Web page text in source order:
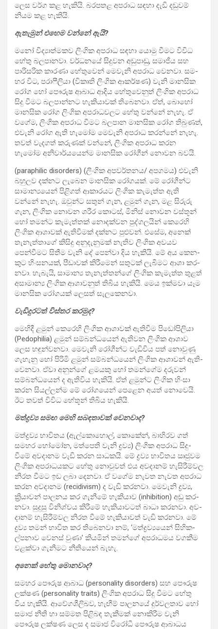
ලෙස වර්ග කළ හැකියි. බර­ප­තළ අප­රාධ සඳහා දැඩි දඬු­වම්
නියම කළ හැකියි.
ඇතැ­මුන් එහෙම වන්නේ ඇයි?
මනෝ විද්‍යා­ත්ම­කව ලිංගික අප­රාධ සඳහා යොමු වීමට විවිධ
හේතු බල­පා­නවා. වර්ධ­නයේ සිදු­වන අඩු­පාඩු, සමා­ජීය සහ
පාරි­ස­රික කාරණා හේතු­වෙන් මෙවැනි අප­රාධ වෙනවා. සම­
හර විට, පරා­ෆී­ලියා (විකෘති ලිංගික ආක­ර්ෂණ) වැනි මාන­සික
රෝග හෝ පෞරුෂ ආබාධ ආදිය හේතු­වෙ­නුත් ලිංගික අප­රාධ
සිදු වීමට බල­පා­න්නට හැකි­යා­වක් තිබෙ­නවා. ඒත්, බොහෝ
මාන­සික රෝග ලිංගික අප­රා­ධ­ව­ලට හේතු වන්නේ නැහැ. ඒ
වගේම, ලිංගික අප­රාධ වීමට බල­පාන මාන­සික රෝග තිබු­ණත්,
එවැනි රෝග ඇති හැමෝම මෙවැනි අප­රාධ කරන්නේ නැහැ.
තවත් වැද­ගත් කරු­ණක් වන්නේ, ලිංගික අප­රාධ කරන
හැමෝම අනි­වා­ර්ය­යෙන්ම මාන­සික රෝගීන් නොවන බවයි.
(paraphilic disorders) (ලිංගික අප­ව­ර්ත­නය/ අප­ග­මය) එවැනි
බහු­ලව දක්නට ලැබෙන මාන­සික රෝග­යක්. මේ රෝගීන්ට
සාමා­න්‍ය­යෙන් පිළි­ගත් ආකා­ර­යට ලිංගික කැමැත්ත ඇති
වන්නේ නැහැ. ඔවුන්ට සතුන් ගැන, ළමුන් ගැන, මළ සිරුරු
ගැන, ලිංගික නොවන ශරීර කොටස්, මිනිස් නොවන වස්තූන්
හෝ තමන්ට කැමැ­ත්තක් නොද­ක්වන පුද්ග­ල­යින් කෙරෙහි
ලිංගික ආශා­වක් ඇති­වී­මක් දක්නට පුළු­වන්. එසේම, අනෙක්
තැනැ­ත්තාගේ කිසිදු අනු­දැ­නු­මක් නැතිව ලිංගික අව­යව
පෙන්වී­මට සිතීම වැනි දේ පෙන්වා දිය හැකියි. මේ අය කෙන­
කුට හිංස­න­යක්, පීඩා­වක් කිරී­මෙන් සතු­ටක් ලැබී­මට ආශා කර­
නවා. හැබැයි, සාමාන්‍ය තැනැ­ත්තන්ගේ ලිංගික කැමැත්ත තුළත්
අසා­මාන්‍ය ලිංගික ආශා­ව­නුත් තිබිය හැකියි. මෙය ඉක්මවා යෑම
මාන­සික රෝග­යක් ලෙසත් සැල­කෙ­නවා.
වැඩි­දු­ර­ටත් විස්තර කර­මුද?
මෙහිදී ළමුන් කෙරෙහි ලිංගික ආශා­වක් ඇති­වීම පිඩෝ­පි­ලියා
(Pedophilia) ළමුන් සම්බ­න්ධ­යෙන් ඇති­වන ලිංගික ආශාව
ලෙස හඳු­න්ව­නවා. මෙවැනි රෝගීන්ට වැඩි­විය පත් නොවුණු
ගැහැනු හෝ පිරිමි ළමුන් සම්බ­න්ධ­යෙන් ලිංගික ආශා­වන් ඇති­
වෙ­නවා. ඒවා අනුන්ගේ ළම­යකු හෝ තම­න්ගේම දරු­වන්
සම්බ­න්ධ­යෙන් ද ඇති­විය හැකියි. ඒත් ළමුන්ට ලිංගික හිංසා
කරන සිය­ල්ලන්ම මේ රෝග­යෙන් පෙළෙන අයත් නොවෙයි.
ඊට තවත් විවිධ හේතූන් තිබිය හැකියි.
මත්ද්‍රව්‍ය සමඟ මෙහි සබ­ඳ­තා­වක් වෙන­වාද?
මත්ද්‍රව්‍ය භාවි­තය (ඇල්කො­හොල්, කොකේන්, බාහි­රව ගත්
සම­හර හෝමෝන, මත්පෙති වැනි ද්‍රව්‍ය) ලිංගික අප­රාධ සිදු­
වීමේ අව­දා­නම වැඩි කරන සාධ­කයි. මේ ද්‍රව්‍ය භාවි­තය ඍජු­වම
ලිංගික අප­රා­ධ­ය­කට හේතු නොවු­වත් එය අව­දා­නම් හැසි­රී­ම්වල
නිරත වීමට ඉඩ ලබා දෙනවා. ඒ වගේම නැවත නැවත අප­රාධ
කරන අව­දා­නම (recidivism) ද වැඩි කර­නවා. මෙවැනි ද්‍රව්‍ය,
ක්‍රියා­වන් පාල­නය කර ගැනීමේ හැකි­යාව (inhibition) අඩු කර­
නවා. සුදුසු විනි­ශ්චය කිරීමේ හැකි­යා­ව­ටත් බාධා කර­නවා. අව­
දා­නම් හැසි­රී­ම්වල නිරත වීමේ හැකි­යා­වත් වැඩි කර­නවා. මේ
ද්‍රව්‍ය තමන් භාවිත කර තිබෙ­නවා නම්, ‘මත්ද්‍ර­ව්‍ය­යෙන් සිහි­ක­
ල්ප­නාව වෙනස් වුණා’ කිය­මින් තමන්ගේ අප­රා­ධ­මය වග­කීම
වළක්වා ගැනී­මට නීති­යෙන් බැහැ.
අනෙක් හේතු මොන­වාද?
සම­හර පෞරුෂ ආබාධ (personality disorders) සහ පෞරුෂ
ලක්ෂණ (personality traits) ලිංගික අප­රාධ සිදු වීමට හේතු
විය හැකියි. ආවේ­ග­ශී­ලි­බව, හැඟීම් පාල­නයේ දුර්ව­ල­තාව හෝ
සමාජ නීති හා සම්මත පිළි­බඳ තැකී­මක් නොකි­රීම වැනි
පෞරුෂ ලක්ෂණ ලෙස ද සමාජ විරෝධී පෞරුෂ ආබා­ධය